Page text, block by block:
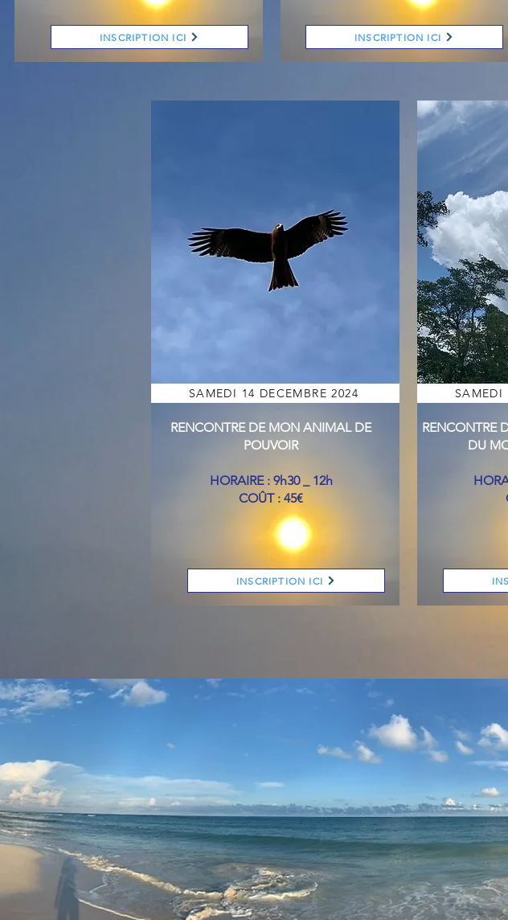
INSCRIPTION ICI INSCRIPTION ICI
INSCRIPTION ICI
RENCONTRE DE MON ANIMAL DE
POUVOIR
HORAIRE : 9h30 _ 12h
COÛT : 45€
SAMEDI 14 DECEMBRE 2024
RENCONTRE
DU
SAMEDI